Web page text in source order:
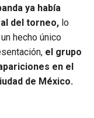
ya había
del torneo, lo
hecho único
el grupo
en el
de México.